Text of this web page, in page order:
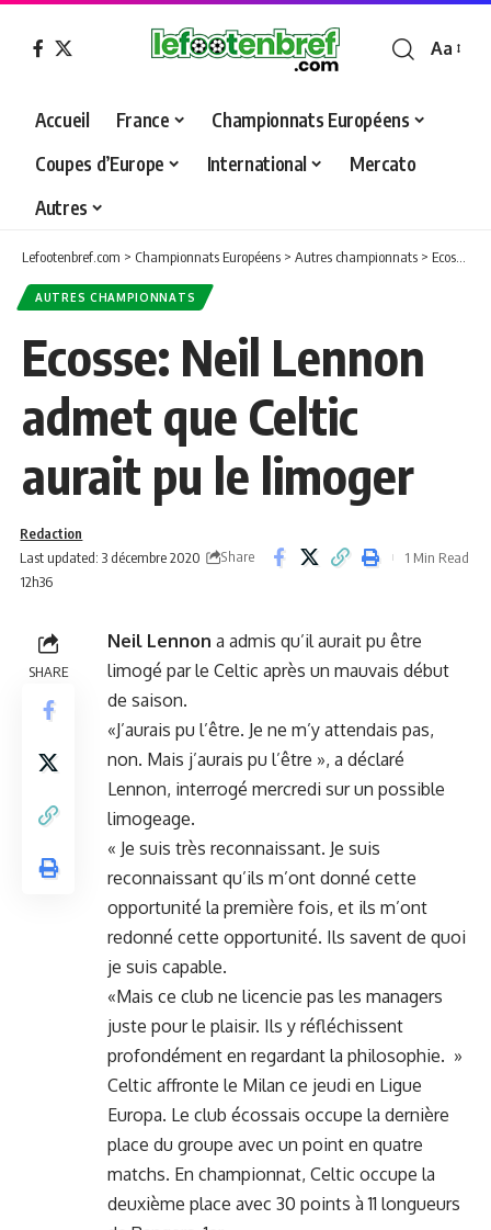
Font
Aa
Accueil France
Championnats Européens
Coupes d’Europe
International
Mercato
Autres
Lefootenbref.com > Championnats Européens > Autres championnats > Ecosse: Neil Lennon admet que Celtic aurait pu le limoger
AUTRES CHAMPIONNATS
Ecosse: Neil Lennon
admet que Celtic
aurait pu le limoger
Last updated: 3 décembre 2020
12h36
Redaction
Share
1 Min Read
SHARE
Neil Lennon a admis qu’il aurait pu être
limogé par le Celtic après un mauvais début
de saison.
«J’aurais pu l’être. Je ne m’y attendais pas,
non. Mais j’aurais pu l’être », a déclaré
Lennon, interrogé mercredi sur un possible
limogeage.
« Je suis très reconnaissant. Je suis
reconnaissant qu’ils m’ont donné cette
opportunité la première fois, et ils m’ont
redonné cette opportunité. Ils savent de quoi
je suis capable.
«Mais ce club ne licencie pas les managers
juste pour le plaisir. Ils y réfléchissent
profondément en regardant la philosophie. »
Celtic affronte le Milan ce jeudi en Ligue
Europa. Le club écossais occupe la dernière
place du groupe avec un point en quatre
matchs. En championnat, Celtic occupe la
deuxième place avec 30 points à 11 longueurs